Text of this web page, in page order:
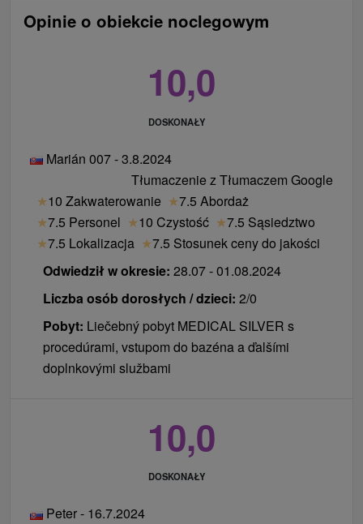
Opinie o obiekcie noclegowym
10,0
DOSKONAŁY
Marián 007 - 3.8.2024
Tłumaczenie z Tłumaczem Google
★10 Zakwaterowanie ★7.5 Abordaż
★7.5 Personel ★10 Czystość ★7.5 Sąsiedztwo
★7.5 Lokalizacja ★7.5 Stosunek ceny do jakości
Odwiedził w okresie: 28.07 - 01.08.2024
Liczba osób dorosłych / dzieci: 2/0
Pobyt: Liečebný pobyt MEDICAL SILVER s
procedúrami, vstupom do bazéna a ďalšími
doplnkovými službami
10,0
DOSKONAŁY
Peter - 16.7.2024